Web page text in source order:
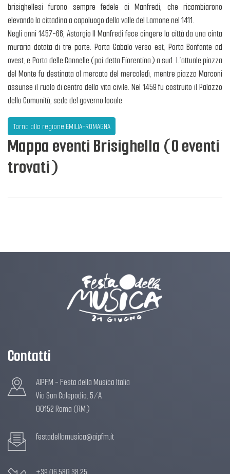
brisighellesi furono sempre fedele ai Manfredi, che ricambiarono
elevando la cittadina a capoluogo della valle del Lamone nel 1411.
Negli anni 1457-66, Astorgio II Manfredi fece cingere la città da una cinta
muraria dotata di tre porte: Porta Gabalo verso est, Porta Bonfante ad
ovest, e Porta delle Cannelle (poi detta Fiorentina) a sud. L’attuale piazza
del Monte fu destinata al mercato del mercoledì, mentre piazza Marconi
assunse il ruolo di centro della vita civile. Nel 1459 fu costruito il Palazzo
della Comunità, sede del governo locale.
Torna alla regione EMILIA-ROMAGNA
Mappa eventi Brisighella (0 eventi
trovati)
Contatti
AIPFM - Festa della Musica Italia
Via San Calepodio, 5/A
00152 Roma (RM)
festadellamusica@aipfm.it